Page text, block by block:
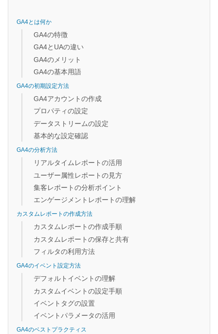
GA4とは何か
GA4の特徴
GA4とUAの違い
GA4のメリット
GA4の基本用語
GA4の初期設定方法
GA4アカウントの作成
プロパティの設定
データストリームの設定
基本的な設定確認
GA4の分析方法
リアルタイムレポートの活用
ユーザー属性レポートの見方
集客レポートの分析ポイント
エンゲージメントレポートの理解
カスタムレポートの作成方法
カスタムレポートの作成手順
カスタムレポートの保存と共有
フィルタの利用方法
GA4のイベント設定方法
デフォルトイベントの理解
カスタムイベントの設定手順
イベントタグの設置
イベントパラメータの活用
GA4のベストプラクティス